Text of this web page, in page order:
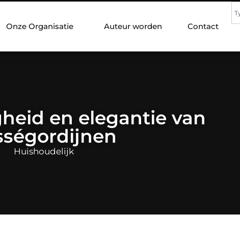
Onze Organisatie Auteur worden Contact
en elegantie van
Huishoudelijk